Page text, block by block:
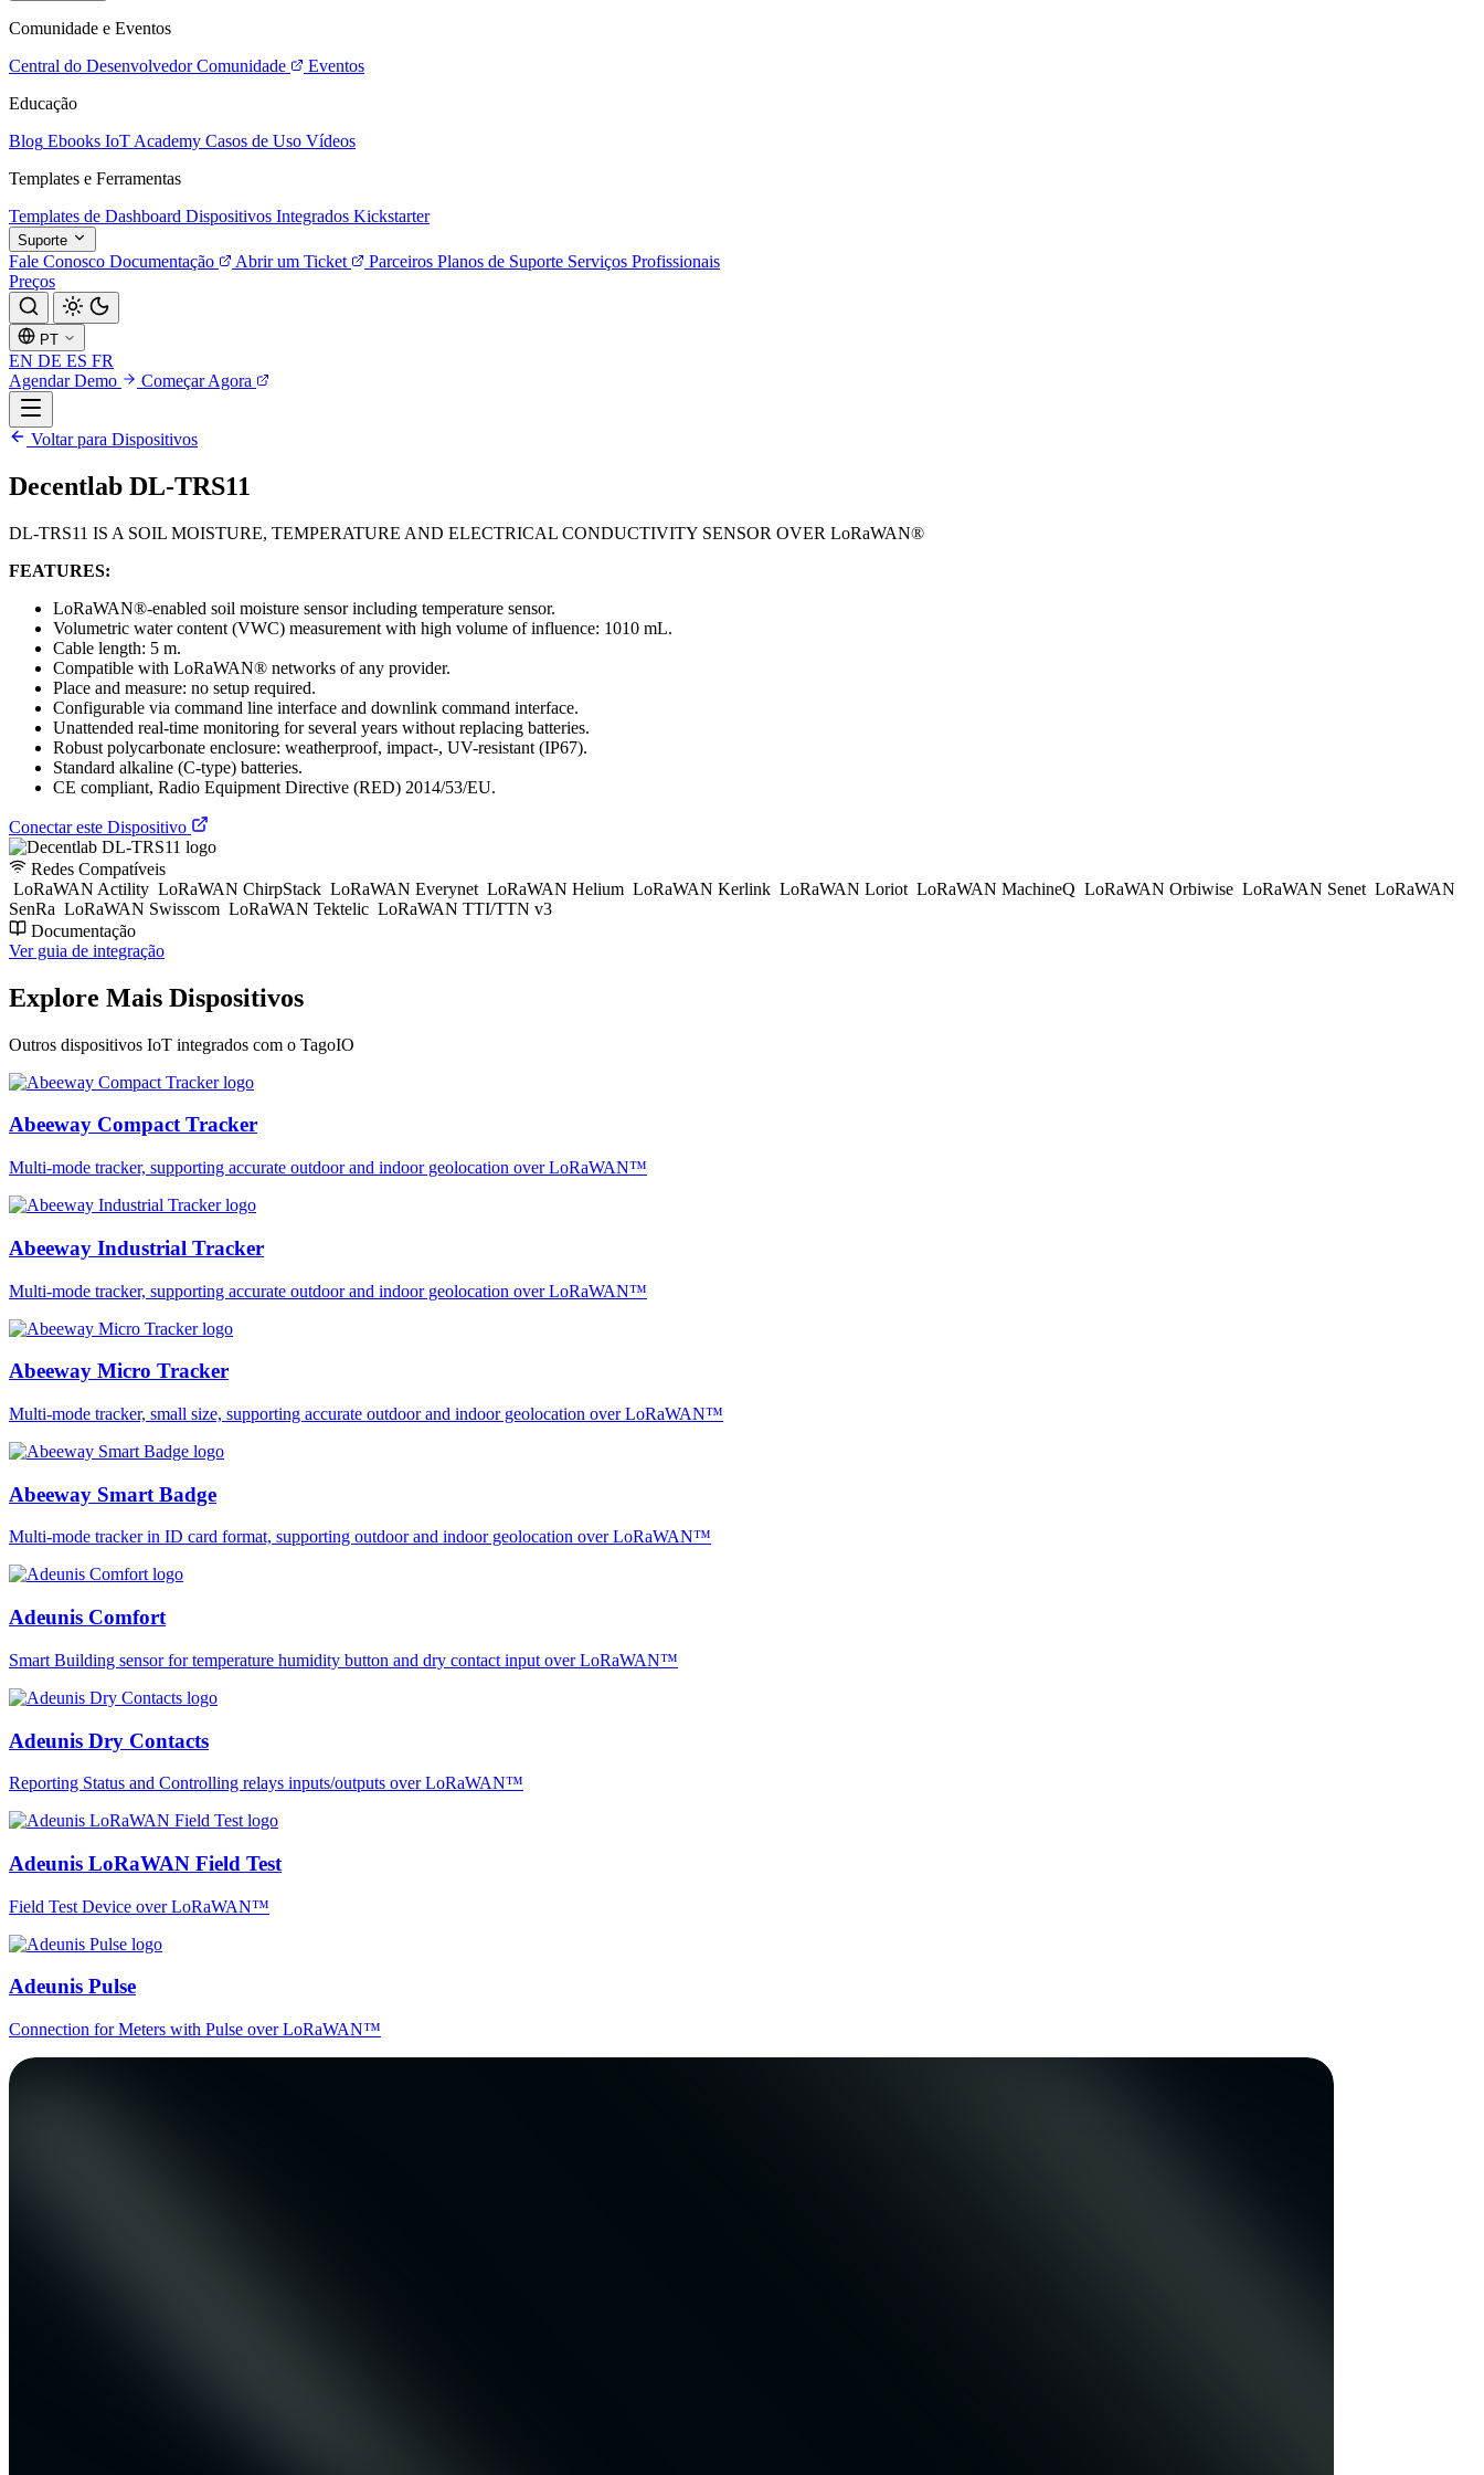
Comunidade e Eventos
Central do Desenvolvedor Comunidade
Eventos
Educação
Blog Ebooks IoT Academy Casos de Uso Vídeos
Templates e Ferramentas
Templates de Dashboard Dispositivos Integrados Kickstarter
Suporte
Fale Conosco Documentação Abrir um Ticket Parceiros Planos de Suporte Serviços Profissionais
Preços
PT
EN DE ES FR
Agendar Demo
Começar Agora
Voltar para Dispositivos
Decentlab DL-TRS11
DL-TRS11 IS A SOIL MOISTURE, TEMPERATURE AND ELECTRICAL CONDUCTIVITY SENSOR OVER LoRaWAN®
FEATURES:
LoRaWAN®-enabled soil moisture sensor including temperature sensor.
Volumetric water content (VWC) measurement with high volume of influence: 1010 mL.
Cable length: 5 m.
Compatible with LoRaWAN® networks of any provider.
Place and measure: no setup required.
Configurable via command line interface and downlink command interface.
Unattended real-time monitoring for several years without replacing batteries.
Robust polycarbonate enclosure: weatherproof, impact-, UV-resistant (IP67).
Standard alkaline (C-type) batteries.
CE compliant, Radio Equipment Directive (RED) 2014/53/EU.
Conectar este Dispositivo
Redes Compatíveis
LoRaWAN Actility LoRaWAN ChirpStack LoRaWAN Everynet LoRaWAN Helium LoRaWAN Kerlink LoRaWAN Loriot LoRaWAN MachineQ LoRaWAN Orbiwise LoRaWAN Senet LoRaWAN
SenRa LoRaWAN Swisscom LoRaWAN Tektelic LoRaWAN TTI/TTN v3
Documentação
Ver guia de integração
Explore Mais Dispositivos
Outros dispositivos IoT integrados com o TagoIO
Abeeway Compact Tracker
Multi-mode tracker, supporting accurate outdoor and indoor geolocation over LoRaWAN™
Abeeway Industrial Tracker
Multi-mode tracker, supporting accurate outdoor and indoor geolocation over LoRaWAN™
Abeeway Micro Tracker
Multi-mode tracker, small size, supporting accurate outdoor and indoor geolocation over LoRaWAN™
Abeeway Smart Badge
Multi-mode tracker in ID card format, supporting outdoor and indoor geolocation over LoRaWAN™
Adeunis Comfort
Smart Building sensor for temperature humidity button and dry contact input over LoRaWAN™
Adeunis Dry Contacts
Reporting Status and Controlling relays inputs/outputs over LoRaWAN™
Adeunis LoRaWAN Field Test
Field Test Device over LoRaWAN™
Adeunis Pulse
Connection for Meters with Pulse over LoRaWAN™